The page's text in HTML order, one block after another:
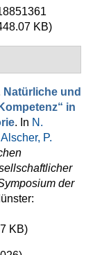
KB)
Natürliche und
in
. In N.
Alscher, P.
der
KB)